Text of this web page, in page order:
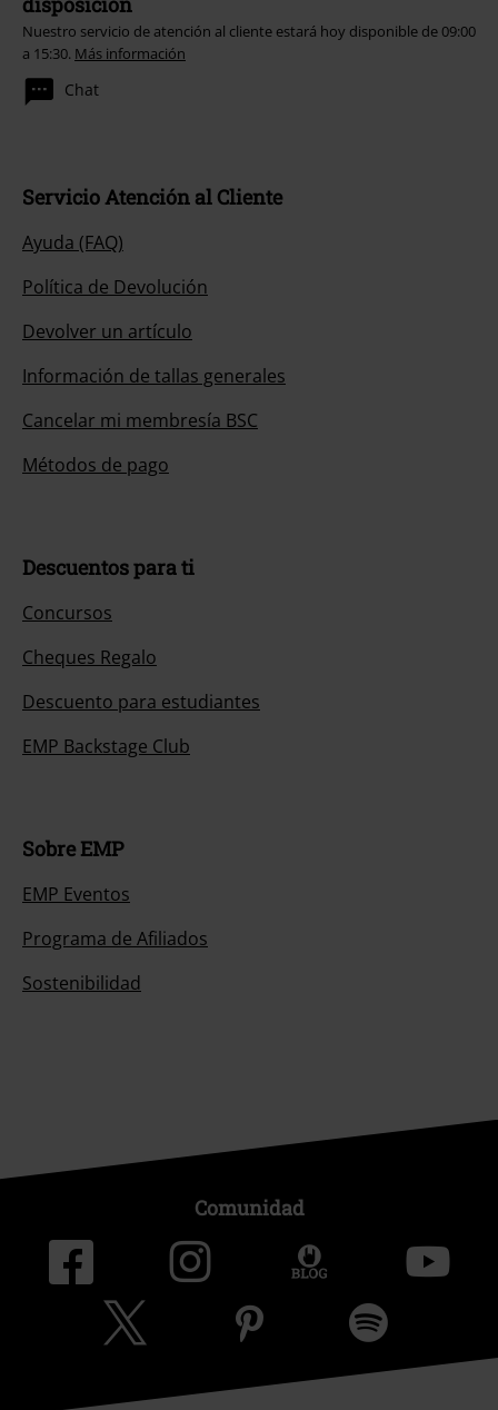
Nuestro servicio de atención al cliente estará hoy disponible de 09:00
a 15:30. Más información
Chat
Servicio Atención al Cliente
Ayuda (FAQ)
Política de Devolución
Devolver un artículo
Información de tallas generales
Cancelar mi membresía BSC
Métodos de pago
Descuentos para ti
Concursos
Cheques Regalo
Descuento para estudiantes
EMP Backstage Club
Sobre EMP
EMP Eventos
Programa de Afiliados
Sostenibilidad
Comunidad